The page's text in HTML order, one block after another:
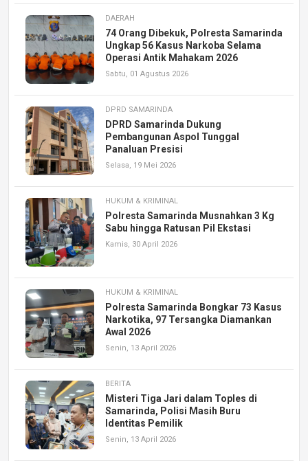
DAERAH
74 Orang Dibekuk, Polresta Samarinda
Ungkap 56 Kasus Narkoba Selama
Operasi Antik Mahakam 2026
Sabtu, 01 Agustus 2026
DPRD SAMARINDA
DPRD Samarinda Dukung
Pembangunan Aspol Tunggal
Panaluan Presisi
Selasa, 19 Mei 2026
HUKUM & KRIMINAL
Polresta Samarinda Musnahkan 3 Kg
Sabu hingga Ratusan Pil Ekstasi
Kamis, 30 April 2026
HUKUM & KRIMINAL
Polresta Samarinda Bongkar 73 Kasus
Narkotika, 97 Tersangka Diamankan
Awal 2026
Senin, 13 April 2026
BERITA
Misteri Tiga Jari dalam Toples di
Samarinda, Polisi Masih Buru
Identitas Pemilik
Senin, 13 April 2026